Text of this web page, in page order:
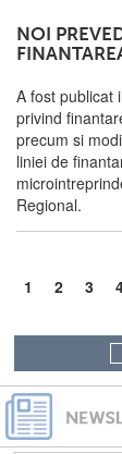
NOI
A fost publicat
privind
precum si
liniei de
Regional.
1 2 3